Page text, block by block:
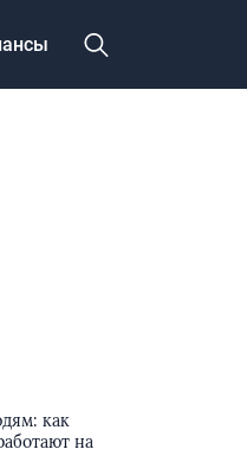
как
на